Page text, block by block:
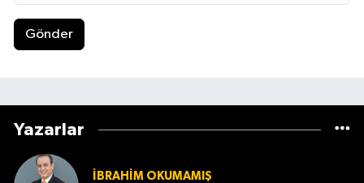
Gönder
Yazarlar
İBRAHIM OKUMAMIŞ